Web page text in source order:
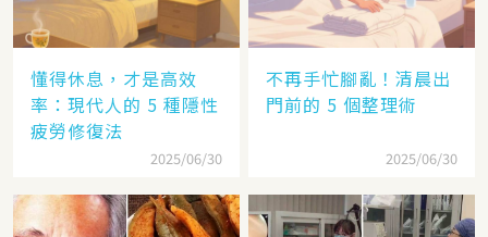
懂得休息，才是高效
率：現代人的 5 種隱性
疲勞修復法
2025/06/30
不再手忙腳亂！清晨出
門前的 5 個整理術
2025/06/30